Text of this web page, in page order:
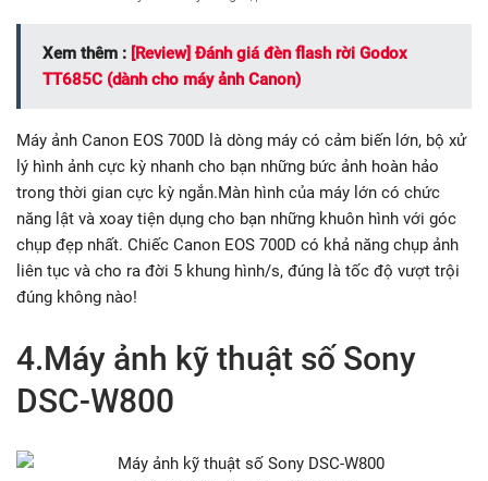
Xem thêm : [Review] Đánh giá đèn flash rời Godox
TT685C (dành cho máy ảnh Canon)
Máy ảnh Canon EOS 700D là dòng máy có cảm biến lớn, bộ xử
lý hình ảnh cực kỳ nhanh cho bạn những bức ảnh hoàn hảo
trong thời gian cực kỳ ngắn.Màn hình của máy lớn có chức
năng lật và xoay tiện dụng cho bạn những khuôn hình với góc
chụp đẹp nhất. Chiếc Canon EOS 700D có khả năng chụp ảnh
liên tục và cho ra đời 5 khung hình/s, đúng là tốc độ vượt trội
đúng không nào!
4.Máy ảnh kỹ thuật số Sony
DSC-W800